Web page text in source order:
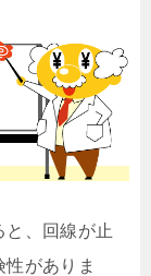
、回線が止
がありま